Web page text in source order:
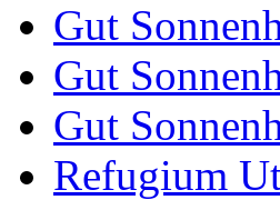
Gut
Gut
Gut
Refugium